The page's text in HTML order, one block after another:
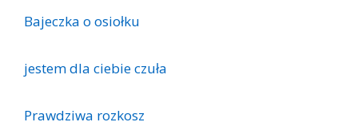
Bajeczka o osiołku
je­stem dla cie­bie czu­ła
Prawdziwa rozkosz